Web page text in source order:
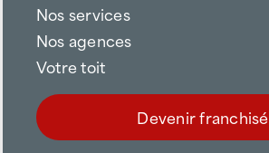
Nos services
Nos agences
Votre toit
Devenir franchisé